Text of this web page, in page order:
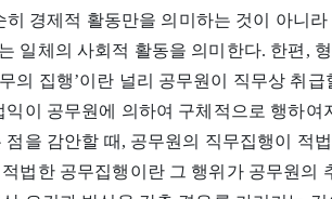
히 경제적 활동만을 의미하는 것이 아니
일체의 사회적 활동을 의미한다. 한편,
의 집행’이란 널리 공무원이 직무상 취
이 공무원에 의하여 구체적으로 행하여
을 감안할 때, 공무원의 직무집행이 적
법한 공무집행이란 그 행위가 공무원의